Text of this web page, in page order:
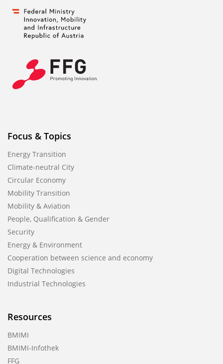
Focus & Topics
Energy Transition
Climate-neutral City
Circular Economy
Mobility Transition
Mobility & Aviation
People, Qualification & Gender
Security
Energy & Environment
Cooperation between science and economy
Digital Technologies
Industrial Technologies
Resources
BMIMI
BMIMI-Infothek
FFG